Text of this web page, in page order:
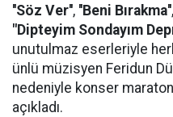
''Söz Ver'', ''Beni Bırakma'',
"Dipteyim Sondayım
unutulmaz eserleriyle
ünlü müzisyen Feridun
nedeniyle konser
açıkladı.